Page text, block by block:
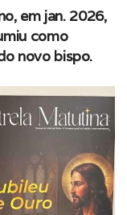
em jan. 2026,
como
novo bispo.